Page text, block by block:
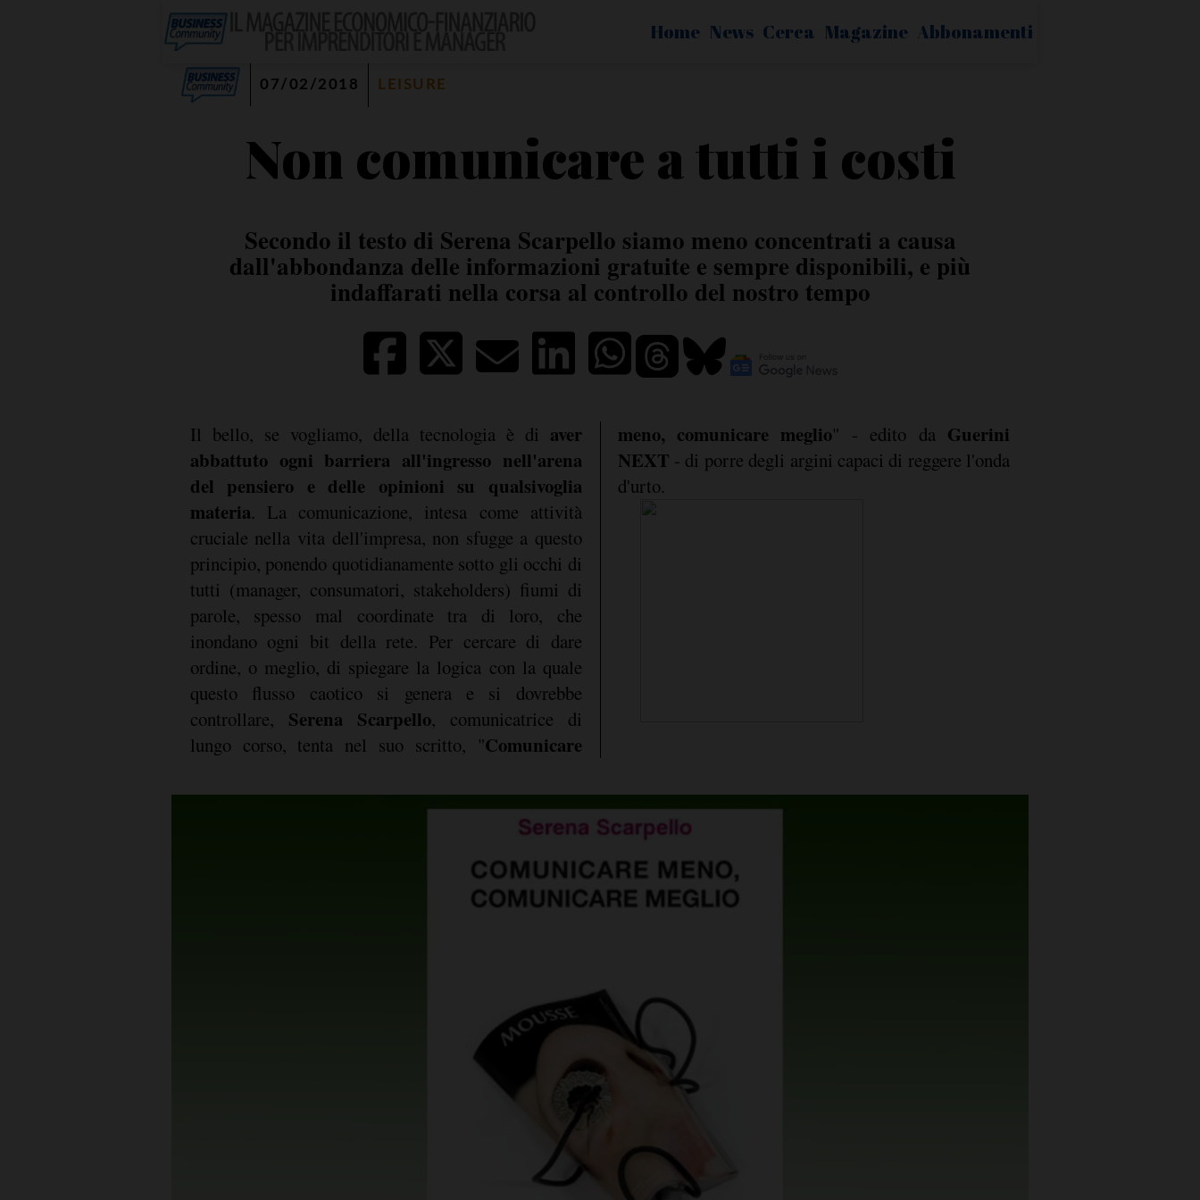
Home News Cerca Magazine Abbonamenti
07/02/2018 LEISURE
Non comunicare a tutti i costi
Secondo il testo di Serena Scarpello siamo meno concentrati a causa
dall'abbondanza delle informazioni gratuite e sempre disponibili, e più
indaffarati nella corsa al controllo del nostro tempo
Il bello, se vogliamo, della tecnologia è di aver
abbattuto ogni barriera all'ingresso nell'arena
del pensiero e delle opinioni su qualsivoglia
materia. La comunicazione, intesa come attività
cruciale nella vita dell'impresa, non sfugge a questo
principio, ponendo quotidianamente sotto gli occhi di
tutti (manager, consumatori, stakeholders) fiumi di
parole, spesso mal coordinate tra di loro, che
inondano ogni bit della rete. Per cercare di dare
ordine, o meglio, di spiegare la logica con la quale
questo flusso caotico si genera e si dovrebbe
controllare, Serena Scarpello, comunicatrice di
lungo corso, tenta nel suo scritto, "Comunicare
meno, comunicare meglio" - edito da Guerini
NEXT - di porre degli argini capaci di reggere l'onda
d'urto.